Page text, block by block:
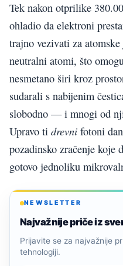
Tek nakon otprilike
ohladio da elektroni
trajno vezivati za
neutralni atomi, što
nesmetano širi kroz
sudarali s nabijenim
slobodno — i mnogi od
Upravo ti drevni fotoni
pozadinsko zračenje koje
gotovo jednoliku
NEWSLETTER
Najvažnije priče iz
Prijavite se za najvažnije
tehnologiji.